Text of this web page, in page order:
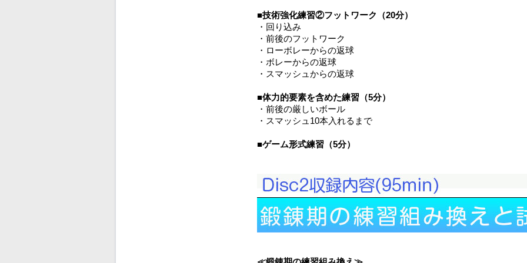
■技術強化練習②フットワーク（20分）
・回り込み
・前後のフットワーク
・ローボレーからの返球
・ボレーからの返球
・スマッシュからの返球
■体力的要素を含めた練習（5分）
・前後の厳しいボール
・スマッシュ10本入れるまで
■ゲーム形式練習（5分）